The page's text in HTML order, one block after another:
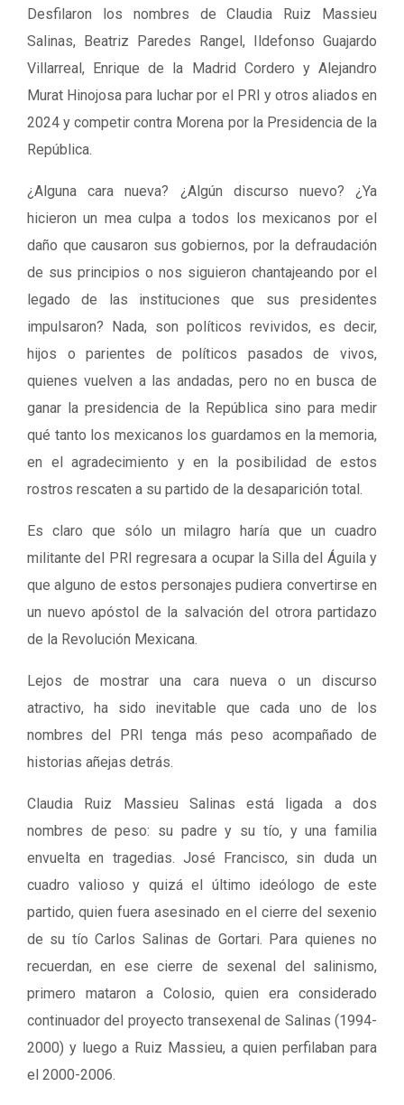
Desfilaron los nombres de Claudia Ruiz Massieu
Salinas, Beatriz Paredes Rangel, Ildefonso Guajardo
Villarreal, Enrique de la Madrid Cordero y Alejandro
Murat Hinojosa para luchar por el PRI y otros aliados en
2024 y competir contra Morena por la Presidencia de la
República.
¿Alguna cara nueva? ¿Algún discurso nuevo? ¿Ya
hicieron un mea culpa a todos los mexicanos por el
daño que causaron sus gobiernos, por la defraudación
de sus principios o nos siguieron chantajeando por el
legado de las instituciones que sus presidentes
impulsaron? Nada, son políticos revividos, es decir,
hijos o parientes de políticos pasados de vivos,
quienes vuelven a las andadas, pero no en busca de
ganar la presidencia de la República sino para medir
qué tanto los mexicanos los guardamos en la memoria,
en el agradecimiento y en la posibilidad de estos
rostros rescaten a su partido de la desaparición total.
Es claro que sólo un milagro haría que un cuadro
militante del PRI regresara a ocupar la Silla del Águila y
que alguno de estos personajes pudiera convertirse en
un nuevo apóstol de la salvación del otrora partidazo
de la Revolución Mexicana.
Lejos de mostrar una cara nueva o un discurso
atractivo, ha sido inevitable que cada uno de los
nombres del PRI tenga más peso acompañado de
historias añejas detrás.
Claudia Ruiz Massieu Salinas está ligada a dos
nombres de peso: su padre y su tío, y una familia
envuelta en tragedias. José Francisco, sin duda un
cuadro valioso y quizá el último ideólogo de este
partido, quien fuera asesinado en el cierre del sexenio
de su tío Carlos Salinas de Gortari. Para quienes no
recuerdan, en ese cierre de sexenal del salinismo,
primero mataron a Colosio, quien era considerado
continuador del proyecto transexenal de Salinas (1994-
2000) y luego a Ruiz Massieu, a quien perfilaban para
el 2000-2006.